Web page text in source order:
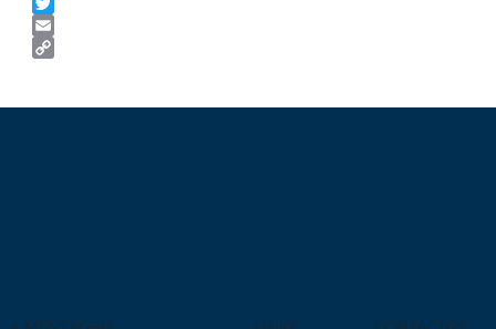
Twitter
Email